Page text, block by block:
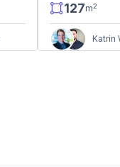
127m2
Katrin